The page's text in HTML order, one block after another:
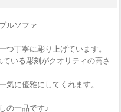
ルソファ
つ丁寧に彫り上げています。
いる彫刻がクオリティの高さ
気に優雅にしてくれます。
の一品です♪